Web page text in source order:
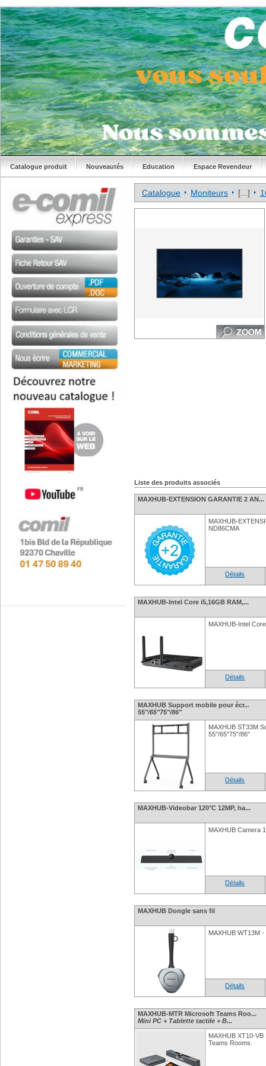
Catalogue produit Nouveautés Education Espace Revendeur
Catalogue Moniteurs [...]
Liste des produits associés
MAXHUB-EXTENSION GARANTIE 2 AN...
MAXHUB-
ND86CMA
Détails
MAXHUB-Intel Core i5,16GB RAM,...
MAXHUB-Intel
Détails
MAXHUB Support mobile pour écr...
55"/65"75"/86"
MAXHUB ST33M
55"/65"75"/86"
Détails
MAXHUB-Videobar 120°C 12MP, ha...
MAXHUB Camera
Détails
MAXHUB Dongle sans fil
MAXHUB WT13M
Détails
MAXHUB-MTR Microsoft Teams Roo...
Mini PC + Tablette tactile + B...
MAXHUB XT10-
Teams Rooms.